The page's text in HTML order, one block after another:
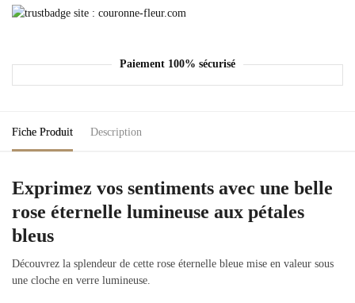
Paiement 100% sécurisé
Fiche Produit Description
Exprimez vos sentiments avec une belle
rose éternelle lumineuse aux pétales
bleus
Découvrez la splendeur de cette rose éternelle bleue mise en valeur sous
une cloche en verre lumineuse.